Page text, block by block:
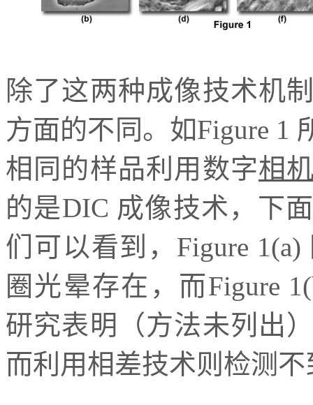
除了这两种成像技术机
方面的不同。如Figure 1
相同的样品利用数字相
的是DIC 成像技术，下
们可以看到，Figure
圈光晕存在，而Figure
研究表明（方法未列出
而利用相差技术则检测